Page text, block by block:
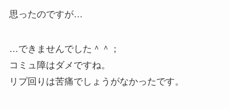
思ったのですが…
…できませんでした＾＾；
コミュ障はダメですね。
リプ回りは苦痛でしょうがなかったです。